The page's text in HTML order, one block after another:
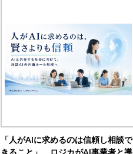
「人がAIに求めるのは信頼し相談で
きること」 ロジカがAI事業者と導